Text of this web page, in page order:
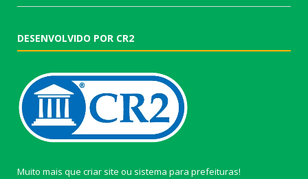
DESENVOLVIDO POR CR2
Muito mais que criar site ou sistema para prefeituras!